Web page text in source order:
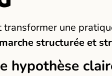
transformer une
structurée et
hypothèse